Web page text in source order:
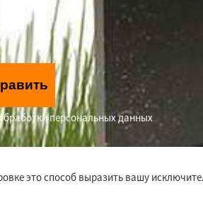
персональных данных
это способ выразить вашу